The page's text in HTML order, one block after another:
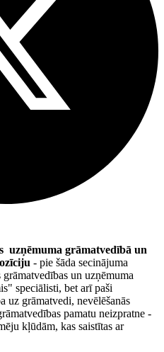
uzņēmuma grāmatvedībā un
- pie šāda secinājuma
un uzņēmuma
speciālisti, bet arī paši
uz grāmatvedi, nevēlēšanās
pamatu neizpratne -
kļūdām, kas saistītas ar